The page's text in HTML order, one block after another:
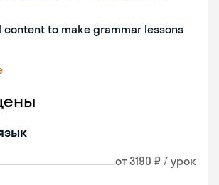
content to make grammar lessons
от 3190 ₽ / урок